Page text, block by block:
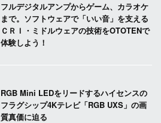
フルデジタルアンプからゲーム、カラオケ
まで。ソフトウェアで「いい音」を支える
ＣＲＩ・ミドルウェアの技術をOTOTENで
体験しよう！
RGB Mini LEDをリードするハイセンスの
フラグシップ4Kテレビ「RGB UXS」の画
質真価に迫る